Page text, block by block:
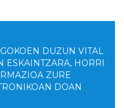
DUZUN VITAL
ESKAINTZARA, HORRI
ZURE
DOAN